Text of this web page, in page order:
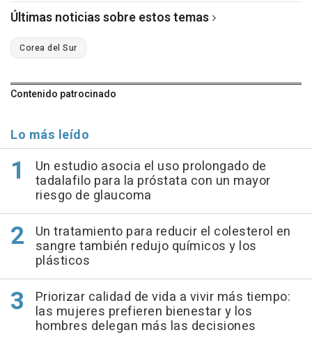
Últimas noticias sobre estos temas
Corea del Sur
Contenido patrocinado
Lo más leído
Un estudio asocia el uso prolongado de
tadalafilo para la próstata con un mayor
riesgo de glaucoma
Un tratamiento para reducir el colesterol en
sangre también redujo químicos y los
plásticos
Priorizar calidad de vida a vivir más tiempo:
las mujeres prefieren bienestar y los
hombres delegan más las decisiones